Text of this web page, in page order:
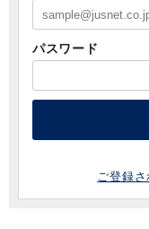
パスワード
ご登録